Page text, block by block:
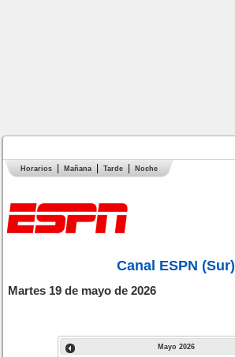
Horarios Mañana Tarde Noche
Canal ESPN (Sur)
Martes 19 de mayo de 2026
Mayo 2026